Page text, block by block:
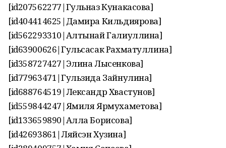
[id207562277|Гульназ Кунакасова]
[id404414625|Дамира Кильдиярова]
[id562293310|Алтынай Галиуллина]
[id63900626|Гульсасак Рахматуллина]
[id358727427|Элина Лысенкова]
[id77963471|Гульзида Зайнулина]
[id688764519|Лександр Хвастунов]
[id559844247|Ямиля Ярмухаметова]
[id133659890|Алла Борисова]
[id42693861|Ляйсэн Хузина]